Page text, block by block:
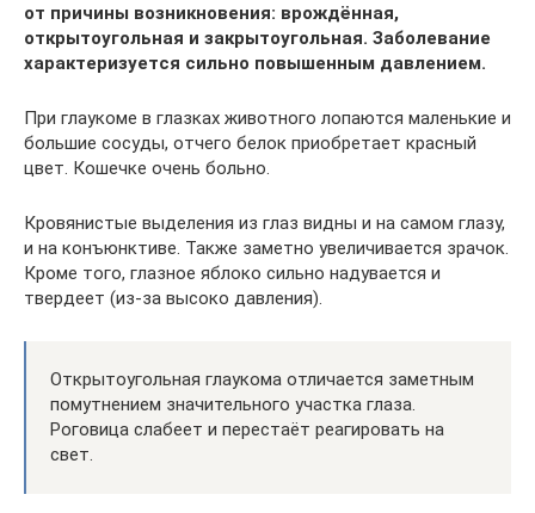
от причины возникновения: врождённая,
открытоугольная и закрытоугольная. Заболевание
характеризуется сильно повышенным давлением.
При глаукоме в глазках животного лопаются маленькие и
большие сосуды, отчего белок приобретает красный
цвет. Кошечке очень больно.
Кровянистые выделения из глаз видны и на самом глазу,
и на конъюнктиве. Также заметно увеличивается зрачок.
Кроме того, глазное яблоко сильно надувается и
твердеет (из-за высоко давления).
Открытоугольная глаукома отличается заметным
помутнением значительного участка глаза.
Роговица слабеет и перестаёт реагировать на
свет.